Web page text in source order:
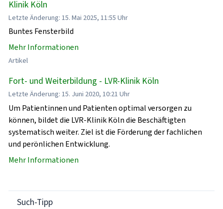
Klinik Köln
Letzte Änderung: 15. Mai 2025, 11:55 Uhr
Buntes Fensterbild
Mehr Informationen
Artikel
Fort- und Weiterbildung - LVR-Klinik Köln
Letzte Änderung: 15. Juni 2020, 10:21 Uhr
Um Patientinnen und Patienten optimal versorgen zu
können, bildet die LVR-Klinik Köln die Beschäftigten
systematisch weiter. Ziel ist die Förderung der fachlichen
und perönlichen Entwicklung.
Mehr Informationen
Such-Tipp